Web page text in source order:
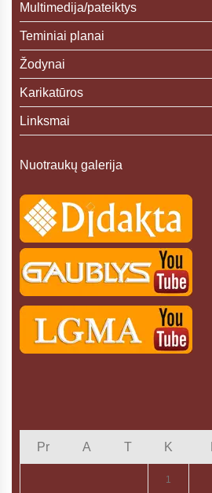
Multimedija/pateiktys
Teminiai planai
Žodynai
Karikatūros
Linksmai
Nuotraukų galerija
Pr A T K
1